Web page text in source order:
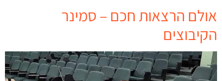
אולם הרצאות חכם – סמינר
הקיבוצים